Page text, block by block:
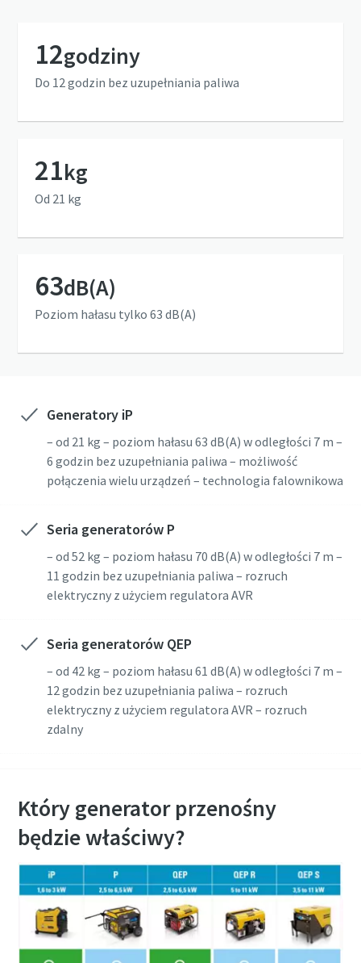
12godziny
Do 12 godzin bez uzupełniania paliwa
21kg
Od 21 kg
63dB(A)
Poziom hałasu tylko 63 dB(A)
Generatory iP
– od 21 kg – poziom hałasu 63 dB(A) w odległości 7 m –
6 godzin bez uzupełniania paliwa – możliwość
połączenia wielu urządzeń – technologia falownikowa
Seria generatorów P
– od 52 kg – poziom hałasu 70 dB(A) w odległości 7 m –
11 godzin bez uzupełniania paliwa – rozruch
elektryczny z użyciem regulatora AVR
Seria generatorów QEP
– od 42 kg – poziom hałasu 61 dB(A) w odległości 7 m –
12 godzin bez uzupełniania paliwa – rozruch
elektryczny z użyciem regulatora AVR – rozruch
zdalny
Który generator przenośny
będzie właściwy?